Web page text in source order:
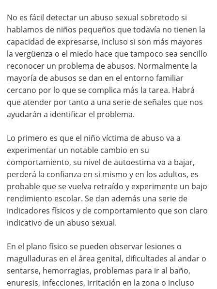
No es fácil detectar un abuso sexual sobretodo si
hablamos de niños pequeños que todavía no tienen la
capacidad de expresarse, incluso si son más mayores
la vergüenza o el miedo hace que tampoco sea sencillo
reconocer un problema de abusos. Normalmente la
mayoría de abusos se dan en el entorno familiar
cercano por lo que se complica más la tarea. Habrá
que atender por tanto a una serie de señales que nos
ayudarán a identificar el problema.
Lo primero es que el niño víctima de abuso va a
experimentar un notable cambio en su
comportamiento, su nivel de autoestima va a bajar,
perderá la confianza en si mismo y en los adultos, es
probable que se vuelva retraído y experimente un bajo
rendimiento escolar. Se dan además una serie de
indicadores físicos y de comportamiento que son claro
indicativo de un abuso sexual.
En el plano físico se pueden observar lesiones o
magulladuras en el área genital, dificultades al andar o
sentarse, hemorragias, problemas para ir al baño,
enuresis, infecciones, irritación en la zona o incluso